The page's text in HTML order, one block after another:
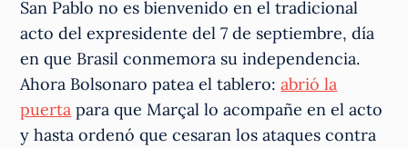
San Pablo no es bienvenido en el tradicional
acto del expresidente del 7 de septiembre, día
en que Brasil conmemora su independencia.
Ahora Bolsonaro patea el tablero:abrió la
puerta para que Marçal lo acompañe en el acto
y hasta ordenó que cesaran los ataques contra